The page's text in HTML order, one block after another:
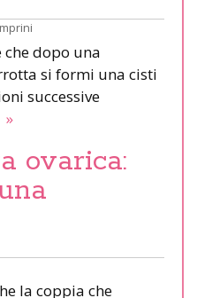
dopo una
si formi una cisti
successive
»
ovarica:
la coppia che